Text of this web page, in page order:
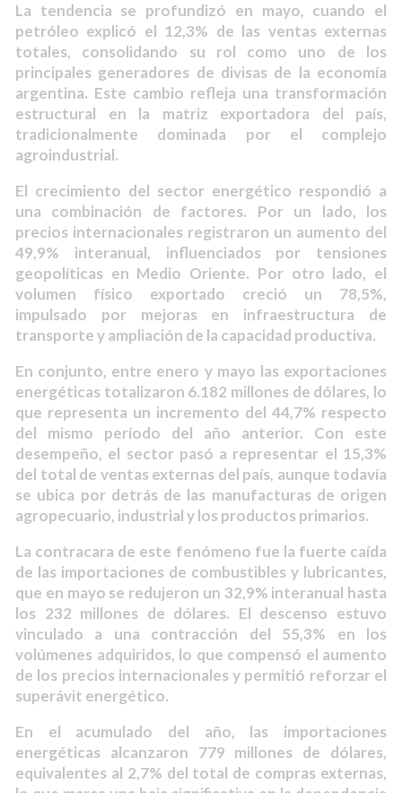
La tendencia se profundizó en mayo, cuando el
petróleo explicó el 12,3% de las ventas externas
totales, consolidando su rol como uno de los
principales generadores de divisas de la economía
argentina. Este cambio refleja una transformación
estructural en la matriz exportadora del país,
tradicionalmente dominada por el complejo
agroindustrial.
El crecimiento del sector energético respondió a
una combinación de factores. Por un lado, los
precios internacionales registraron un aumento del
49,9% interanual, influenciados por tensiones
geopolíticas en Medio Oriente. Por otro lado, el
volumen físico exportado creció un 78,5%,
impulsado por mejoras en infraestructura de
transporte y ampliación de la capacidad productiva.
En conjunto, entre enero y mayo las exportaciones
energéticas totalizaron 6.182 millones de dólares, lo
que representa un incremento del 44,7% respecto
del mismo período del año anterior. Con este
desempeño, el sector pasó a representar el 15,3%
del total de ventas externas del país, aunque todavía
se ubica por detrás de las manufacturas de origen
agropecuario, industrial y los productos primarios.
La contracara de este fenómeno fue la fuerte caída
de las importaciones de combustibles y lubricantes,
que en mayo se redujeron un 32,9% interanual hasta
los 232 millones de dólares. El descenso estuvo
vinculado a una contracción del 55,3% en los
volúmenes adquiridos, lo que compensó el aumento
de los precios internacionales y permitió reforzar el
superávit energético.
En el acumulado del año, las importaciones
energéticas alcanzaron 779 millones de dólares,
equivalentes al 2,7% del total de compras externas,